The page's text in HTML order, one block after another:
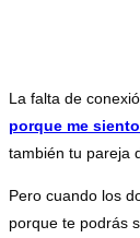
La falta de
porque me
también tu pareja
Pero cuando los
porque te podrás